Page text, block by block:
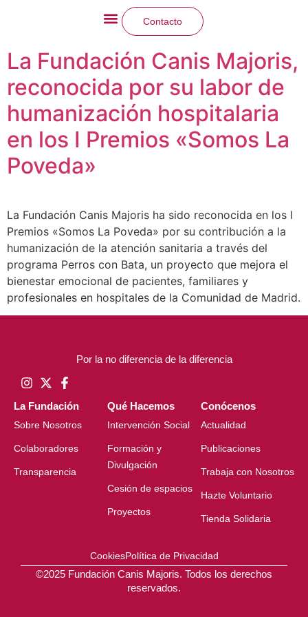
Contacto
La Fundación Canis Majoris,
reconocida por su labor de
humanización hospitalaria
en los I Premios «Somos La
Poveda»
La Fundación Canis Majoris ha sido reconocida en los I
Premios «Somos La Poveda» por su contribución a la
humanización de la atención sanitaria a través del
programa Perros con Bata, un proyecto que mejora el
bienestar emocional de pacientes, familiares y
profesionales en hospitales de la Comunidad de Madrid.
Por la no diferencia de la diferencia
La Fundación
Sobre Nosotros
Colaboradores
Transparencia
Qué Hacemos
Intervención Social
Formación y
Divulgación
Cesión de espacios
Proyectos
Conócenos
Actualidad
Publicaciones
Trabaja con Nosotros
Hazte Voluntario
Tienda Solidaria
CookiesPolítica de Privacidad
©2025 Fundación Canis Majoris. Todos los derechos
reservados.